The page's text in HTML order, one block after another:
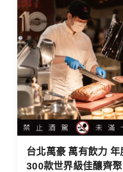
台北萬豪 萬有飲力
300款世界級佳釀齊